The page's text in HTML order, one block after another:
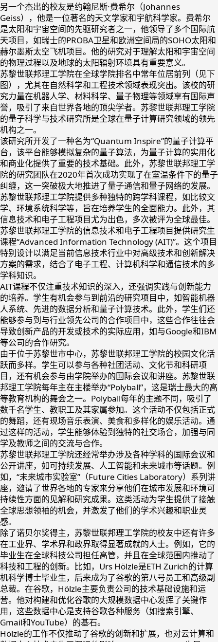
另一个杰出的校友是约翰尼斯·费希尔（Johannes
Geiss），他是一位著名的天文学家和宇航科学家。费希尔
是太阳和宇宙空间的先驱研究者之一，他领导了多个国际航
天项目，如瑞士的PROBA卫星和欧洲空间局的SOHO太阳和
赫尔墨斯太空飞机项目。他的研究对于理解太阳和宇宙空间
的物理过程以及地球的太阳辐射环境具有重要意义。
苏黎世联邦理工学院在全球学院排名中常年位居前列（见下
图），尤其在自然科学和工程技术领域表现突出。该校的研
究力量在机器人学、材料科学、量子物理等领域享有国际声
誉，吸引了来自世界各地的顶尖学者。苏黎世联邦理工学院
的量子科学与技术研究所是全球在量子计算研究领域的领先
机构之一。
该研究所开发了一种名为“Quantum Inspire”的量子计算平
台，该平台能够模拟复杂的量子算法，为量子计算的实用化
和商业化提供了重要的技术基础。此外，苏黎世联邦理工学
院的研究团队在2020年首次成功实现了在室温条件下的量子
纠缠，这一突破极大地推进了量子通信和量子网络的发展。
苏黎世联邦理工学院提供多种独特的跨学科课程，如比较文
学、环境系统科学等，旨在培养学生的全面能力。此外，其
信息技术和电子工程项目尤为出色，多次被评为全球最佳。
苏黎世联邦理工学院的信息技术和电子工程项目提供研究生
课程“Advanced Information Technology (AIT)”。这个项目
特别设计以满足当前信息技术行业中对高级技术和创新解决
方案的需求，结合了电子工程、计算机科学和通信技术的多
学科知识。
AIT课程不仅注重技术知识的深入，还强调实践与创新能力
的培养。学生有机会参与到前沿的研究项目中，如智能机器
人系统、先进的数据分析和量子计算技术。此外，学生们还
能够参与到与行业领先公司的合作项目中，这些合作往往会
导致创新产品的开发或技术的实际应用，如与Google和IBM
等公司的合作研究。
由于位于苏黎世市中心，苏黎世联邦理工学院的校园文化活
跃而多样。学生可以参与各种社团活动、文化节和科研项
目，还有机会参与由学院举办的国际会议和讲座。苏黎世联
邦理工学院每年主在主楼举办“Polyball”，这是瑞士最大的高
等教育机构的舞会之一。Polyball每年的主题不同，吸引了
数千名学生、教职工及其家属参加。这个活动不仅包括正式
的舞蹈，还有现场音乐表演、美食和多样化的娱乐活动。通
过这样的活动，学生能够体验到独特的社交场合，加强与同
学及教师之间的交流与合作。
苏黎世联邦理工学院还经常举办涉及各种学科的国际会议和
公开讲座，如可持续发展、人工智能和未来城市等话题。例
如，“未来城市实验室”（Future Cities Laboratory）系列讲
座，邀请了世界各地的专家来分享他们在城市发展和环境可
持续性方面的见解和研究成果。这类活动为学生提供了接触
全球思想领袖的机会，并激发了他们的学术兴趣和职业灵
感。
除了诺贝尔奖得主，苏黎世联邦理工学院的校友中还有许多
在工业界、学术界和政界取得显著成就的人士。例如，它的
毕业生在全球科技公司担任高管，并且在全球范围内推动了
科技和工程的创新。比如，Urs Hölzle是ETH Zurich的计算
机科学博士毕业生，后来成为了谷歌的第八号员工和高级副
总裁。在谷歌，Hölzle主要负责公司的技术基础设施和运
营。他对构建和优化谷歌的大规模数据中心发挥了关键作
用，这些数据中心是支持谷歌各种服务（如搜索引擎、
Gmail和YouTube）的基石。
Hölzle的工作不仅推动了谷歌的创新和扩展，也对云计算和